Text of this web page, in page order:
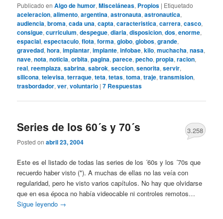
Publicado en Algo de humor,Misceláneas, Propios | Etiquetado
aceleracion,alimento,argentina,astronauta,astronautica,
audiencia,broma,cada una,capta,caracteristica,carrera,casco,
consigue,curriculum,despegue,diaria,disposicion,dos,enorme,
espacial,espectaculo,flota,forma,globo,globos,grande,
gravedad,hora,implantar,implante,infobae,kilo,muchacha,nasa,
nave,nota,noticia,orbita,pagina,parece,pecho,propia,racion,
real,reemplaza,sabrina,sabrok,seccion,senorita,servir,
silicona,televisa,terraque,teta,tetas,toma,traje,transmision,
trasbordador,ver,voluntario |7 Respuestas
Series de los 60´s y 70´s
Posted onabril 23, 2004
3.258
Este es el listado de todas las series de los ´60s y los ´70s que
recuerdo haber visto (*). A muchas de ellas no las veía con
regularidad, pero he visto varios capítulos. No hay que olvidarse
que en esa época no había videocable ni controles remotos…
Sigue leyendo →